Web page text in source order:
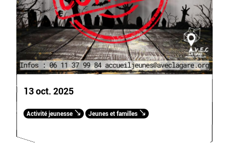
13 oct. 2025
Activité jeunesse Jeunes et familles